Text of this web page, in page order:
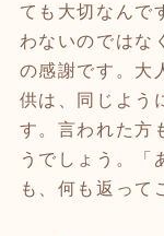
ても大切なんで
わないのではな
の感謝です。大
供は、同じよう
す。言われた方
うでしょう。「
も、何も返って